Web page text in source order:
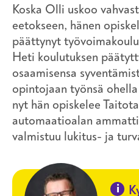
Koska Olli uskoo
eetokseen, hänen
päättynyt
Heti koulutuksen
osaamisensa
opintojaan työnsä
nyt hän opiskelee
automaatioalan
valmistuu lukitus- ja
i